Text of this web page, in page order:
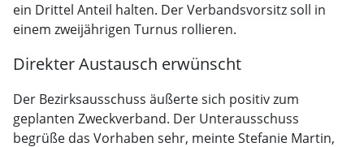
ein Drittel Anteil halten. Der Verbandsvorsitz soll in
einem zweijährigen Turnus rollieren.
Direkter Austausch erwünscht
Der Bezirksausschuss äußerte sich positiv zum
geplanten Zweckverband. Der Unterausschuss
begrüße das Vorhaben sehr, meinte Stefanie Martin,